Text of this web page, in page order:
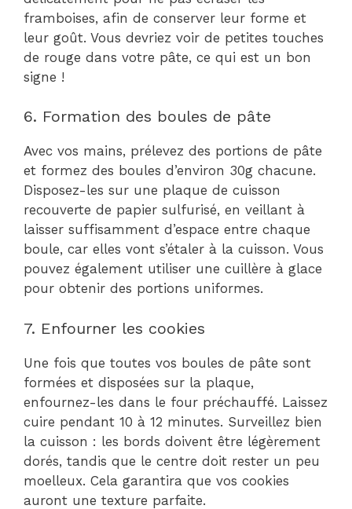
framboises, afin de conserver leur forme et
leur goût. Vous devriez voir de petites touches
de rouge dans votre pâte, ce qui est un bon
signe !
6. Formation des boules de pâte
Avec vos mains, prélevez des portions de pâte
et formez des boules d’environ 30g chacune.
Disposez-les sur une plaque de cuisson
recouverte de papier sulfurisé, en veillant à
laisser suffisamment d’espace entre chaque
boule, car elles vont s’étaler à la cuisson. Vous
pouvez également utiliser une cuillère à glace
pour obtenir des portions uniformes.
7. Enfourner les cookies
Une fois que toutes vos boules de pâte sont
formées et disposées sur la plaque,
enfournez-les dans le four préchauffé. Laissez
cuire pendant 10 à 12 minutes. Surveillez bien
la cuisson : les bords doivent être légèrement
dorés, tandis que le centre doit rester un peu
moelleux. Cela garantira que vos cookies
auront une texture parfaite.